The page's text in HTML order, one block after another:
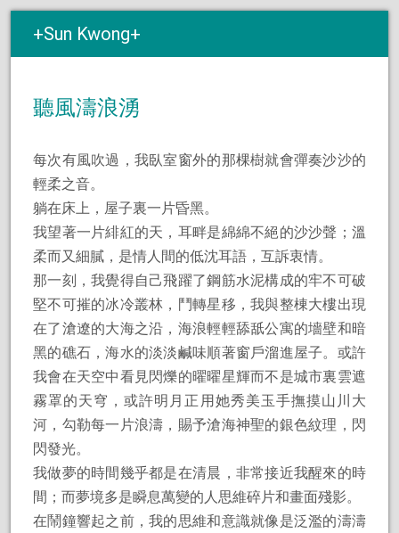
Sun Kwong
聽風濤浪湧
每次有風吹過，我臥室窗外的那棵樹就會彈奏沙沙的
輕柔之音。
躺在床上，屋子裏一片昏黑。
我望著一片緋紅的天，耳畔是綿綿不絕的沙沙聲；溫
柔而又細膩，是情人間的低沈耳語，互訴衷情。
那一刻，我覺得自己飛躍了鋼筋水泥構成的牢不可破
堅不可摧的冰冷叢林，鬥轉星移，我與整棟大樓出現
在了滄遼的大海之沿，海浪輕輕舔舐公寓的墻壁和暗
黑的礁石，海水的淡淡鹹味順著窗戶溜進屋子。或許
我會在天空中看見閃爍的曜曜星輝而不是城市裏雲遮
霧罩的天穹，或許明月正用她秀美玉手撫摸山川大
河，勾勒每一片浪濤，賜予滄海神聖的銀色紋理，閃
閃發光。
我做夢的時間幾乎都是在清晨，非常接近我醒來的時
間；而夢境多是瞬息萬變的人思維碎片和畫面殘影。
在鬧鐘響起之前，我的思維和意識就像是泛濫的濤濤